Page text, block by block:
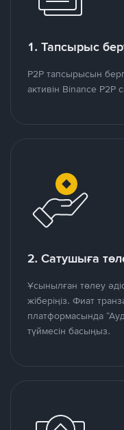
1. Тапсырыс
P2P тапсырысын
активін Binance P2P
2. Сатушыға
Ұсынылған төлеу
жіберіңіз. Фиат
платформасында
түймесін басыңыз.